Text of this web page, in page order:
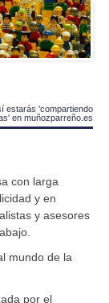
estarás 'compartiendo
en muñozparreño.es
con larga
y en
y asesores
mundo de la
por el